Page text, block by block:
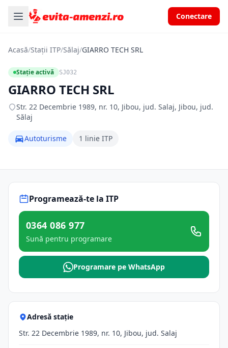
Conectare
Acasă/Stații ITP/Sălaj/GIARRO TECH SRL
Stație activă SJ032
GIARRO TECH SRL
Str. 22 Decembrie 1989, nr. 10, Jibou, jud. Salaj, Jibou, jud.
Sălaj
Autoturisme 1 linie ITP
Programează-te la ITP
0364 086 977
Sună pentru programare
Programare pe WhatsApp
Adresă stație
Str. 22 Decembrie 1989, nr. 10, Jibou, jud. Salaj